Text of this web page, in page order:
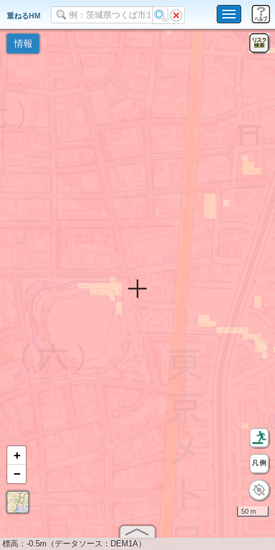
Toggle
navigation
重ねるHM
情報
+
−
50 m
標高： -0.5m（データソース：DEM1A）